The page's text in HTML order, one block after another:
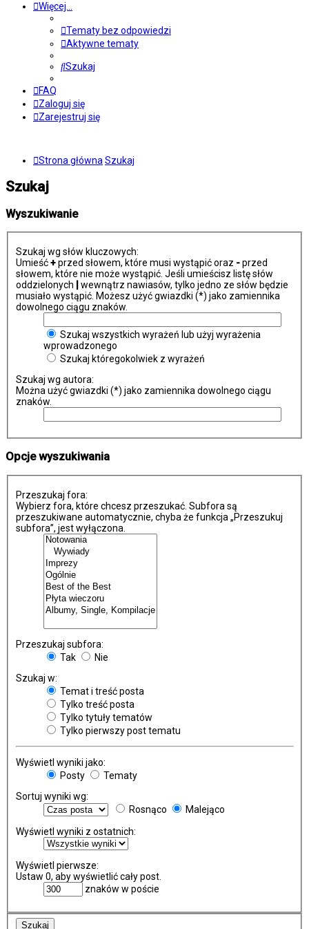
Więcej…
Tematy bez odpowiedzi
Aktywne tematy
Szukaj
FAQ
Zaloguj się
Zarejestruj się
Strona główna Szukaj
Szukaj
Wyszukiwanie
Szukaj wg słów kluczowych:
Umieść+przed słowem, które musi wystąpić oraz -przed
słowem, które nie może wystąpić. Jeśli umieścisz listę słów
oddzielonych
wewnątrz nawiasów, tylko jedno ze słów będzie
musiało wystąpić. Możesz użyć gwiazdki (*) jako zamiennika
dowolnego ciągu znaków.
Szukaj wszystkich wyrażeń lub użyj wyrażenia
wprowadzonego
Szukaj któregokolwiek z wyrażeń
Szukaj wg autora:
Można użyć gwiazdki (*) jako zamiennika dowolnego ciągu
znaków.
Opcje wyszukiwania
Przeszukaj fora:
Wybierz fora, które chcesz przeszukać. Subfora są
przeszukiwane automatycznie, chyba że funkcja „Przeszukuj
subfora”, jest wyłączona.
Przeszukaj subfora:
Tak
Nie
Szukaj w:
Temat i treść posta
Tylko treść posta
Tylko tytuły tematów
Tylko pierwszy post tematu
Wyświetl wyniki jako:
Posty
Tematy
Sortuj wyniki wg:
Rosnąco
Malejąco
Wyświetl wyniki z ostatnich:
Wyświetl pierwsze:
Ustaw 0, aby wyświetlić cały post.
znaków w poście